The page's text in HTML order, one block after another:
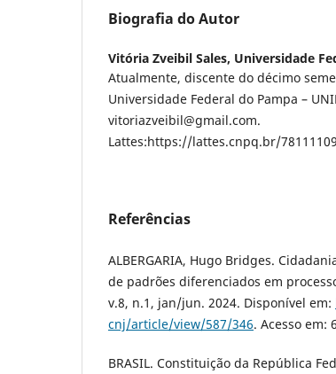
Biografia do Autor
Vitória Zveibil Sales, Universidade
Atualmente, discente do décimo
Universidade Federal do Pampa –
vitoriazveibil@gmail.com.
Lattes:https://lattes.cnpq.br/
Referências
ALBERGARIA, Hugo Bridges.
de padrões diferenciados em
v.8, n.1, jan/jun. 2024. Disponível em:
cnj/article/view/587/346. Acesso em:
BRASIL. Constituição da República